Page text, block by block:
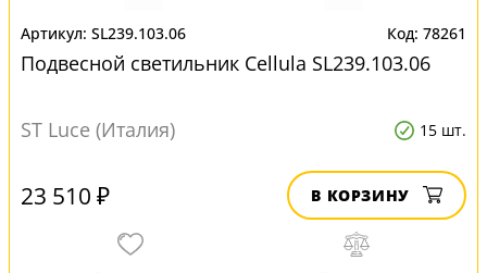
SL239.103.06 78261
Подвесной светильник Cellula SL239.103.06
ST Luce (Италия) 15 шт.
23 510 ₽ В КОРЗИНУ